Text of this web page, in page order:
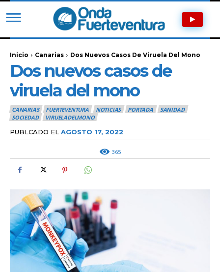
Inicio Canarias Dos Nuevos Casos De Viruela Del Mono
Dos nuevos casos de
viruela del mono
CANARIAS FUERTEVENTURA NOTICIAS PORTADA
SANIDAD
SOCIEDAD
VIRUELADELMONO
PUBLCADO EL AGOSTO 17, 2022
365